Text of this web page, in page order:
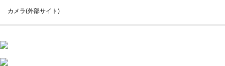
カメラ(外部サイト)